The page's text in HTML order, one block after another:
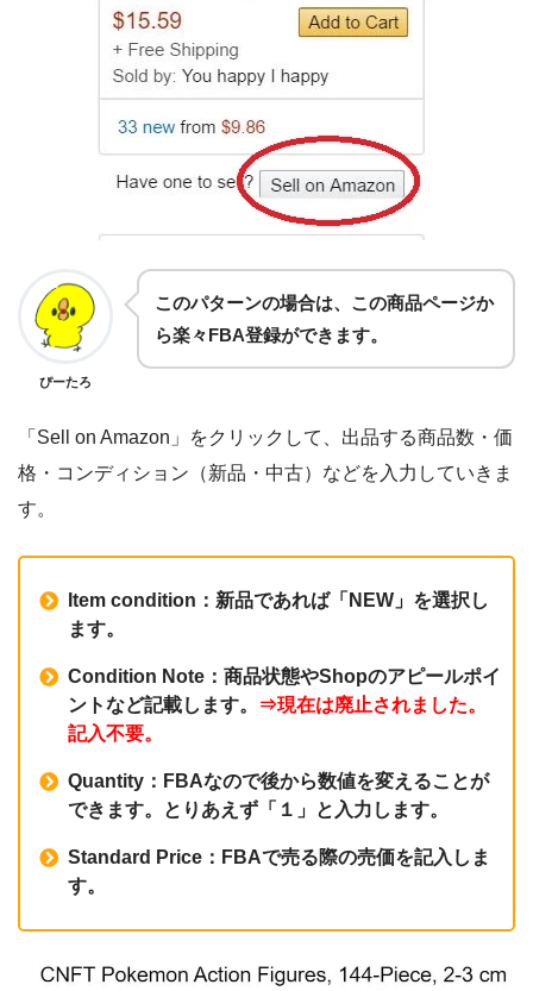
ぴーたろ
このパターンの場合は、この商品ページか
ら楽々FBA登録ができます。
「Sell on Amazon」をクリックして、出品する商品数・価
格・コンディション（新品・中古）などを入力していきま
す。
Item condition：新品であれば「NEW」を選択し
ます。
Condition Note：商品状態やShopのアピールポイ
ントなど記載します。
⇒現在は廃止されました。
記入不要。
Quantity：FBAなので後から数値を変えることが
できます。とりあえず「１」と入力します。
Standard Price：FBAで売る際の売価を記入しま
す。